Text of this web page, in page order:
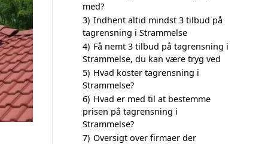
med?
3) Indhent altid mindst 3 tilbud på
tagrensning i Strammelse
4) Få nemt 3 tilbud på tagrensning i
Strammelse, du kan være tryg ved
5) Hvad koster tagrensning i
Strammelse?
6) Hvad er med til at bestemme
prisen på tagrensning i
Strammelse?
7) Oversigt over firmaer der